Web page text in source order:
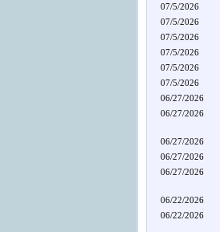
07/5/2026
07/5/2026
07/5/2026
07/5/2026
07/5/2026
07/5/2026
06/27/2026
06/27/2026
06/27/2026
06/27/2026
06/27/2026
06/22/2026
06/22/2026